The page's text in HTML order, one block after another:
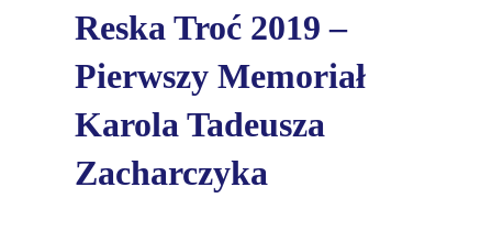
Reska Troć 2019 –
Pierwszy Memoriał
Karola Tadeusza
Zacharczyka